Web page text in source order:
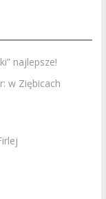
najlepsze!
w Ziębicach